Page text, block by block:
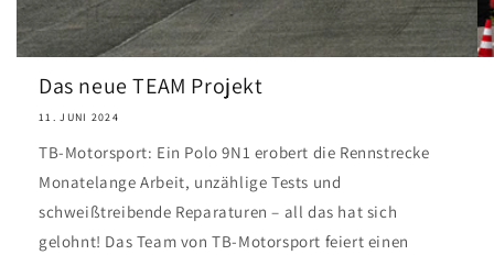
Das neue TEAM Projekt
11. JUNI 2024
TB-Motorsport: Ein Polo 9N1 erobert die Rennstrecke
Monatelange Arbeit, unzählige Tests und
schweißtreibende Reparaturen – all das hat sich
gelohnt! Das Team von TB-Motorsport feiert einen